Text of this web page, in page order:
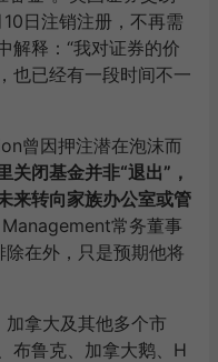
日注销注册，不再需
解释：“我对证券的价
也已经有一段时间不一
曾因押注潜在泡沫而
关闭基金并非“退出”，
来转向家族办公室或管
常务董事
除在外，只是预期他将
拿大及其他多个市
布鲁克、加拿大鹅、H